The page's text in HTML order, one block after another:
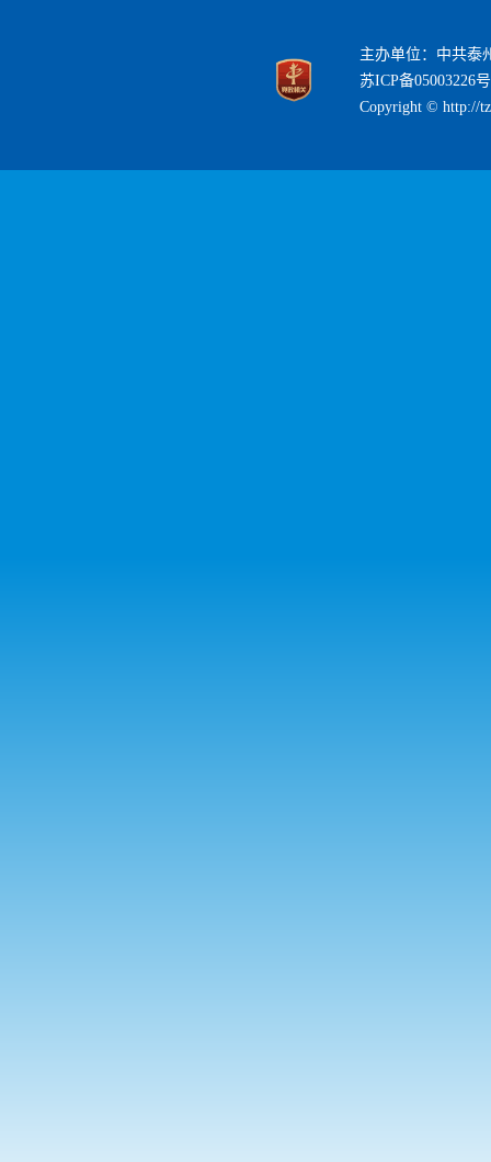
主办单位：中共泰
苏ICP备05003226号
Copyright © http://